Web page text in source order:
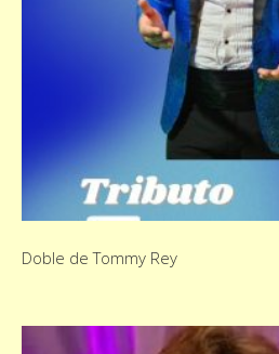
Doble de Tommy Rey